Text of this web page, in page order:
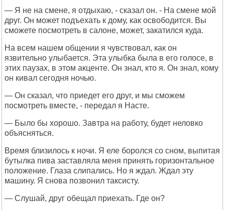
— Я не на смене, я отдыхаю, - сказал он. - На смене мой
друг. Он может подъехать к дому, как освободится. Вы
сможете посмотреть в салоне, может, закатился куда.
На всем нашем общении я чувствовал, как он
язвительно улыбается. Эта улыбка была в его голосе, в
этих паузах, в этом акценте. Он знал, кто я. Он знал, кому
он кивал сегодня ночью.
— Он сказал, что приедет его друг, и мы сможем
посмотреть вместе, - передал я Насте.
— Было бы хорошо. Завтра на работу, будет неловко
объясняться.
Время близилось к ночи. Я еле боролся со сном, выпитая
бутылка пива заставляла меня принять горизонтальное
положение. Глаза слипались. Но я ждал. Ждал эту
машину. Я снова позвонил таксисту.
— Слушай, друг обещал приехать. Где он?